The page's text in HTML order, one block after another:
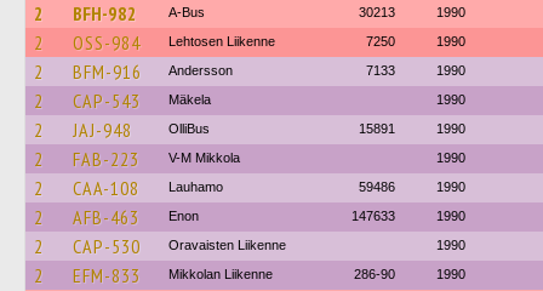
2 BFH-982 A-Bus 30213 1990
2 OSS-984 Lehtosen Liikenne 7250 1990
2 BFM-916 Andersson 7133 1990
2 CAP-543 Mäkela 1990
2 JAJ-948 OlliBus 15891 1990
2 FAB-223 V-M Mikkola 1990
2 CAA-108 Lauhamo 59486 1990
2 AFB-463 Enon 147633 1990
2 CAP-530 Oravaisten Liikenne 1990
2 EFM-833 Mikkolan Liikenne 286-90 1990